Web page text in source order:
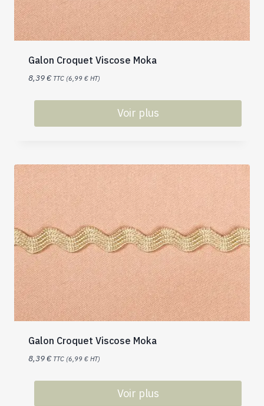
Galon Croquet Viscose Moka
8,39€ TTC (6,99 € HT)
Voir plus
Galon Croquet Viscose Moka
8,39€ TTC (6,99 € HT)
Voir plus